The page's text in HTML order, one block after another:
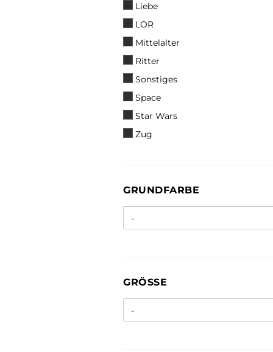
Liebe
LOR
Mittelalter
Ritter
Sonstiges
Space
Star Wars
Zug
GRUNDFARBE
GRUNDFARBE
GRÖSSE
GRÖSSE